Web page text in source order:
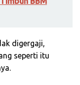
digergaji,
seperti itu